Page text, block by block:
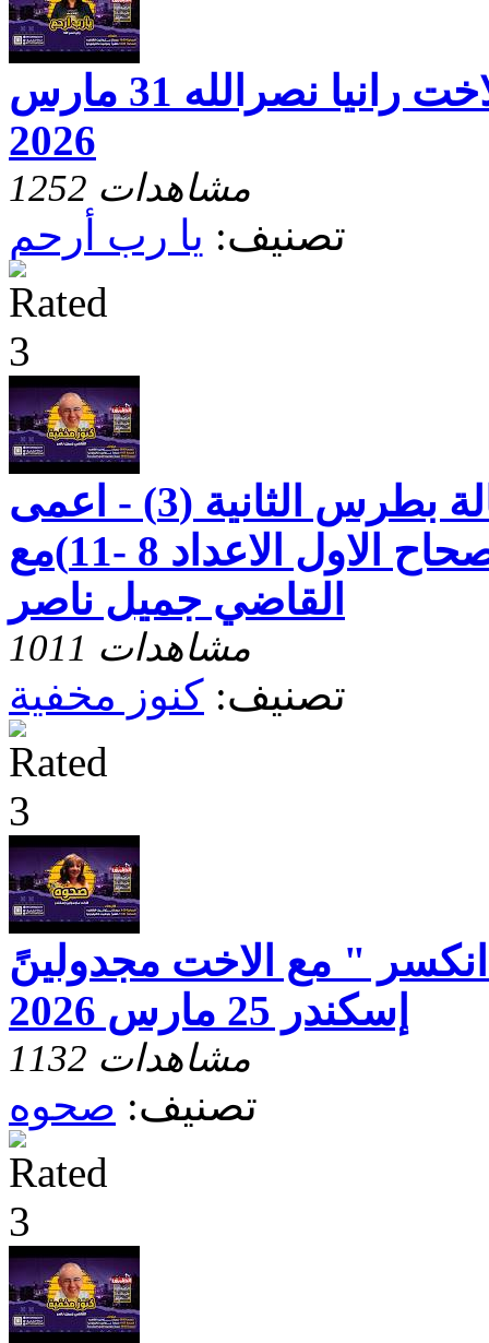
يارب ارحم مع الاخت رانيا نصرالله 31 مارس
2026
1252 مشاهدات
تصنيف: يا رب أرحم
كنوز مخفيه رسالة بطرس الثانية (3) - اعمى
قصير البصر -الاصحاح الاول الاعداد 8 -11)مع
القاضي جميل ناصر
1011 مشاهدات
تصنيف: كنوز مخفية
" مع الاخت مجدولينً
إسكندر 25 مارس 2026
1132 مشاهدات
تصنيف: صحوه